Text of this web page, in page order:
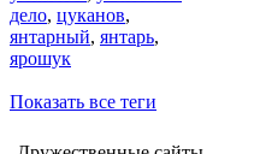
дело, цуканов,
янтарный, янтарь,
ярошук
Показать все теги